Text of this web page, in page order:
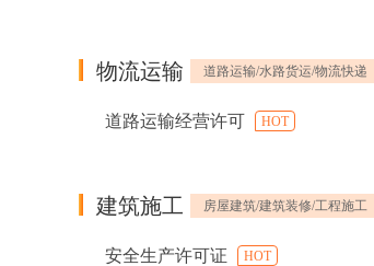
物流运输 道路运输/水路货运/物流快递
道路运输经营许可 HOT
建筑施工 房屋建筑/建筑装修/工程施工
安全生产许可证 HOT